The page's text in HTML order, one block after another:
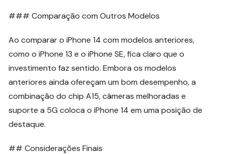
### Comparação com Outros Modelos
Ao comparar o iPhone 14 com modelos anteriores,
como o iPhone 13 e o iPhone SE, fica claro que o
investimento faz sentido. Embora os modelos
anteriores ainda ofereçam um bom desempenho, a
combinação do chip A15, câmeras melhoradas e
suporte a 5G coloca o iPhone 14 em uma posição de
destaque.
## Considerações Finais